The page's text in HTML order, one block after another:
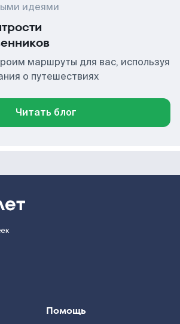
идеями
маршруты для вас, используя
о путешествиях
Читать блог
Помощь